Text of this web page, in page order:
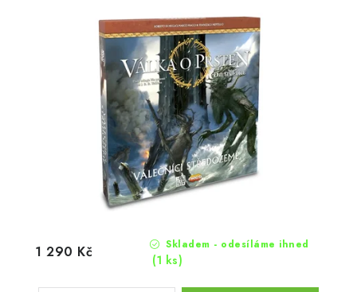
Skladem - odesíláme ihned
(1 ks)
1 290 Kč